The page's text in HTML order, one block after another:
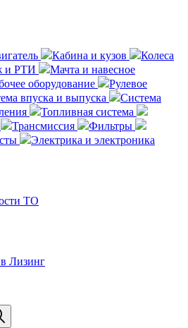
Кабина и кузов
Колеса
и РТИ
Мачта и навесное
оборудование
Рулевое
впуска и выпуска
Система
Топливная система
Трансмиссия
Фильтры
Электрика и электроника
ТО
Лизинг